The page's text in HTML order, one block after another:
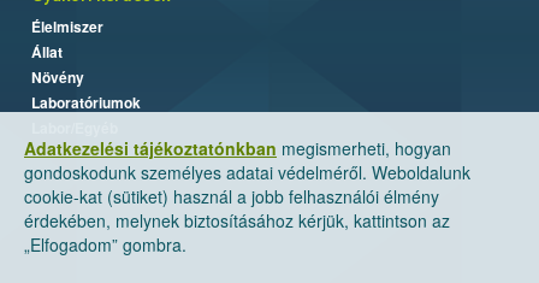
Adatkezelési tájékoztatónkban megismerheti, hogyan
gondoskodunk személyes adatai védelméről. Weboldalunk
cookie-kat (sütiket) használ a jobb felhasználói élmény
érdekében, melynek biztosításához kérjük, kattintson az
„Elfogadom” gombra.
Élelmiszer
Állat
Növény
Laboratóriumok